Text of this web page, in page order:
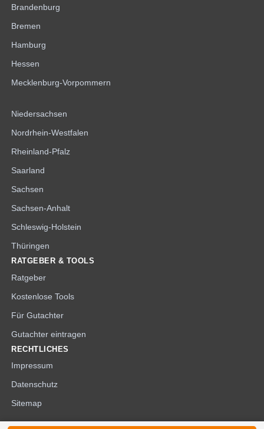
Brandenburg
Bremen
Hamburg
Hessen
Mecklenburg-Vorpommern
Niedersachsen
Nordrhein-Westfalen
Rheinland-Pfalz
Saarland
Sachsen
Sachsen-Anhalt
Schleswig-Holstein
Thüringen
RATGEBER & TOOLS
Ratgeber
Kostenlose Tools
Für Gutachter
Gutachter eintragen
RECHTLICHES
Impressum
Datenschutz
Sitemap